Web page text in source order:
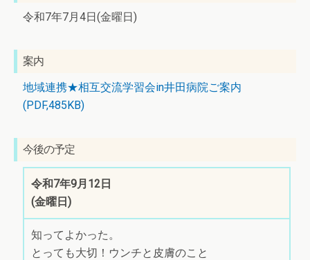
令和7年7月4日(金曜日)
案内
地域連携★相互交流学習会in井田病院ご案内
(PDF,485KB)
今後の予定
令和7年9月12日
(金曜日)
知ってよかった。
とっても大切！ウンチと皮膚のこと